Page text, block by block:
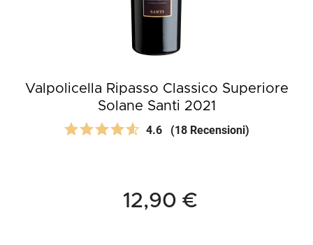
Valpolicella Ripasso Classico Superiore
Solane Santi 2021
4.6 (18 Recensioni)
12,90 €